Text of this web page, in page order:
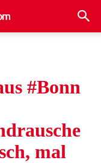
#Bonn
mal